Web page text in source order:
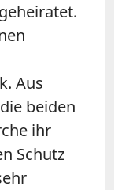
Aus
beiden
ihr
Schutz